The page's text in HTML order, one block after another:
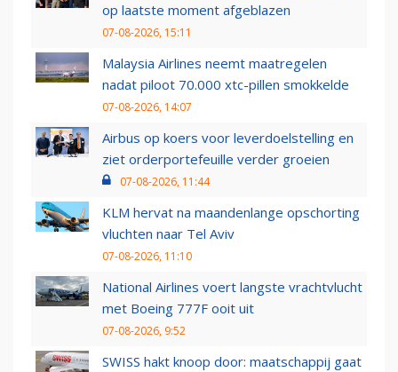
op laatste moment afgeblazen
07-08-2026, 15:11
Malaysia Airlines neemt maatregelen
nadat piloot 70.000 xtc-pillen smokkelde
07-08-2026, 14:07
Airbus op koers voor leverdoelstelling en
ziet orderportefeuille verder groeien
07-08-2026, 11:44
KLM hervat na maandenlange opschorting
vluchten naar Tel Aviv
07-08-2026, 11:10
National Airlines voert langste vrachtvlucht
met Boeing 777F ooit uit
07-08-2026, 9:52
SWISS hakt knoop door: maatschappij gaat